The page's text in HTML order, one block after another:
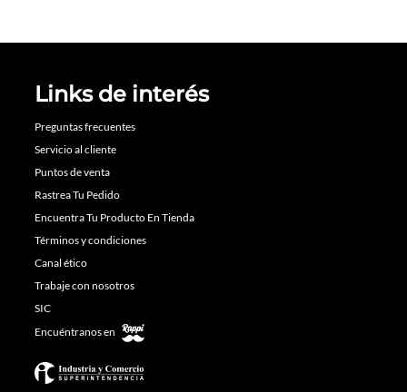
Links de interés
Preguntas frecuentes
Servicio al cliente
Puntos de venta
Rastrea Tu Pedido
Encuentra Tu Producto En Tienda
Términos y condiciones
Canal ético
Trabaje con nosotros
SIC
Encuéntranos en